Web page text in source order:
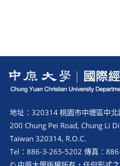
地址：320314 桃園市中壢區中
200 Chung Pei Road, Chung Li
Taiwan 320314, R.O.C.
Tel：886-3-265-5202 傳真：